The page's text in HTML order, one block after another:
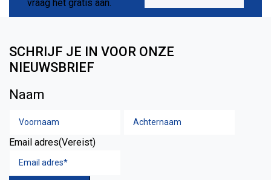
SCHRIJF JE IN VOOR ONZE
NIEUWSBRIEF
Naam
Voornaam
Email adres(Vereist)